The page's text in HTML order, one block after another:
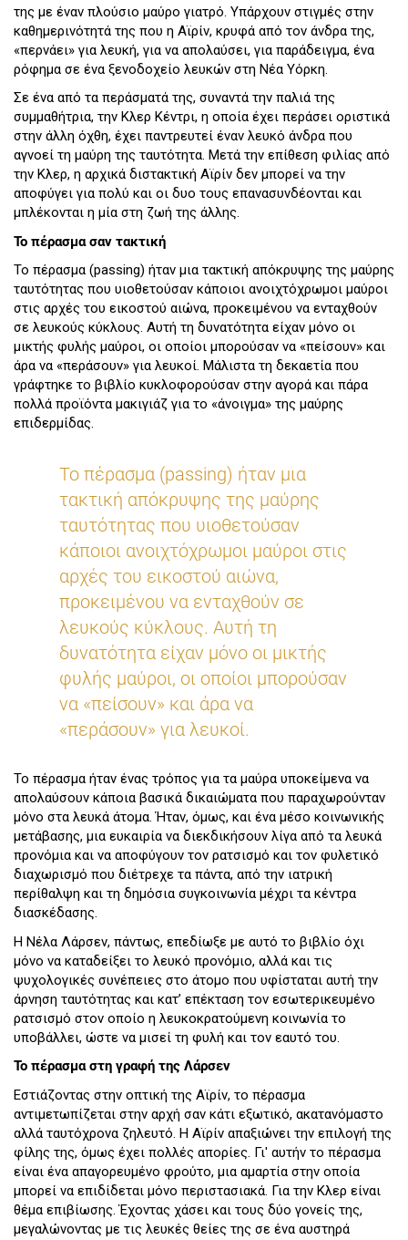
της με έναν πλούσιο μαύρο γιατρό. Υπάρχουν στιγμές στην
καθημερινότητά της που η Αϊρίν, κρυφά από τον άνδρα της,
«περνάει» για λευκή, για να απολαύσει, για παράδειγμα, ένα
ρόφημα σε ένα ξενοδοχείο λευκών στη Νέα Υόρκη.
Σε ένα από τα περάσματά της, συναντά την παλιά της
συμμαθήτρια, την Κλερ Κέντρι, η οποία έχει περάσει οριστικά
στην άλλη όχθη, έχει παντρευτεί έναν λευκό άνδρα που
αγνοεί τη μαύρη της ταυτότητα. Μετά την επίθεση φιλίας από
την Κλερ, η αρχικά διστακτική Αϊρίν δεν μπορεί να την
αποφύγει για πολύ και οι δυο τους επανασυνδέονται και
μπλέκονται η μία στη ζωή της άλλης.
Το πέρασμα σαν τακτική
Το πέρασμα (passing) ήταν μια τακτική απόκρυψης της μαύρης
ταυτότητας που υιοθετούσαν κάποιοι ανοιχτόχρωμοι μαύροι
στις αρχές του εικοστού αιώνα, προκειμένου να ενταχθούν
σε λευκούς κύκλους. Αυτή τη δυνατότητα είχαν μόνο οι
μικτής φυλής μαύροι, οι οποίοι μπορούσαν να «πείσουν» και
άρα να «περάσουν» για λευκοί. Μάλιστα τη δεκαετία που
γράφτηκε το βιβλίο κυκλοφορούσαν στην αγορά και πάρα
πολλά προϊόντα μακιγιάζ για το «άνοιγμα» της μαύρης
επιδερμίδας.
Το πέρασμα (passing) ήταν μια
τακτική απόκρυψης της μαύρης
ταυτότητας που υιοθετούσαν
κάποιοι ανοιχτόχρωμοι μαύροι στις
αρχές του εικοστού αιώνα,
προκειμένου να ενταχθούν σε
λευκούς κύκλους. Αυτή τη
δυνατότητα είχαν μόνο οι μικτής
φυλής μαύροι, οι οποίοι μπορούσαν
να «πείσουν» και άρα να
«περάσουν» για λευκοί.
Το πέρασμα ήταν ένας τρόπος για τα μαύρα υποκείμενα να
απολαύσουν κάποια βασικά δικαιώματα που παραχωρούνταν
μόνο στα λευκά άτομα. Ήταν, όμως, και ένα μέσο κοινωνικής
μετάβασης, μια ευκαιρία να διεκδικήσουν λίγα από τα λευκά
προνόμια και να αποφύγουν τον ρατσισμό και τον φυλετικό
διαχωρισμό που διέτρεχε τα πάντα, από την ιατρική
περίθαλψη και τη δημόσια συγκοινωνία μέχρι τα κέντρα
διασκέδασης.
Η Νέλα Λάρσεν, πάντως, επεδίωξε με αυτό το βιβλίο όχι
μόνο να καταδείξει το λευκό προνόμιο, αλλά και τις
ψυχολογικές συνέπειες στο άτομο που υφίσταται αυτή την
άρνηση ταυτότητας και κατ’ επέκταση τον εσωτερικευμένο
ρατσισμό στον οποίο η λευκοκρατούμενη κοινωνία το
υποβάλλει, ώστε να μισεί τη φυλή και τον εαυτό του.
Το πέρασμα στη γραφή της Λάρσεν
Εστιάζοντας στην οπτική της Αϊρίν, το πέρασμα
αντιμετωπίζεται στην αρχή σαν κάτι εξωτικό, ακατανόμαστο
αλλά ταυτόχρονα ζηλευτό. Η Αϊρίν απαξιώνει την επιλογή της
φίλης της, όμως έχει πολλές απορίες. Γι' αυτήν το πέρασμα
είναι ένα απαγορευμένο φρούτο, μια αμαρτία στην οποία
μπορεί να επιδίδεται μόνο περιστασιακά. Για την Κλερ είναι
θέμα επιβίωσης. Έχοντας χάσει και τους δύο γονείς της,
μεγαλώνοντας με τις λευκές θείες της σε ένα αυστηρά